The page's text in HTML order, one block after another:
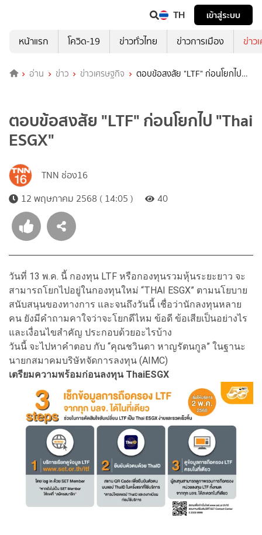
TH
เข้าสู่ระบบ
หน้าแรก
โควิด-19 ข่าวทั่วไทย ข่าวการเมือง ข่าว
อ่าน ข่าว ข่าวเศรษฐกิจ
ตอบข้อสงสัย "LTF" ก่อนโยกไป
ตอบข้อสงสัย "LTF" ก่อนโยกไป "Thai
ESGX"
TNN ช่อง16
12 พฤษภาคม 2568 ( 14:05 )
40
วันที่ 13 พ.ค. นี้ กองทุน LTF หรือกองทุนรวมหุ้นระยะยาว จะ
สามารถโยกไปอยู่ในกองทุนใหม่ “THAI ESGX” ตามนโยบาย
สนับสนุนของทางการ และจนถึงวันนี้ เชื่อว่านักลงทุนหลาย
คน ยังมีคำถามคาใจว่าจะโยกดีไหม ข้อดี ข้อเสียเป็นอย่างไร
และเงื่อนไขสำคัญ ประกอบด้วยอะไรบ้าง
วันนี้ จะไปหาคำตอบ กับ “คุณชวินดา หาญรัตนกูล” ในฐานะ
นายกสมาคมบริษัทจัดการลงทุน (AIMC)
เตรียมความพร้อมก่อนลงทุน ThaiESGX